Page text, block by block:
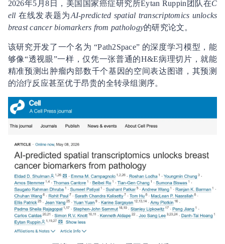
2026年5月8日，美国国家癌症研究所Eytan Ruppin团队在C
ell 在线发表题为AI-predicted spatial transcriptomics unlocks
breast cancer biomarkers from pathology的研究论文。
该研究开发了一个名为 “Path2Space” 的深度学习模型，能
够像“透视眼”一样，仅凭一张普通的H&E病理切片，就能
精准预测出肿瘤内部数千个基因的空间表达图谱，其预测
的治疗反应甚至优于昂贵的全转录组测序。